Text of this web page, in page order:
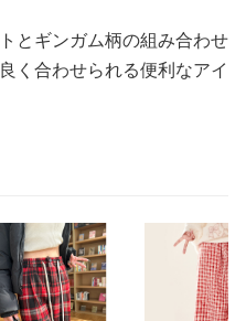
とギンガム柄の組み合わせ
く合わせられる便利なアイ